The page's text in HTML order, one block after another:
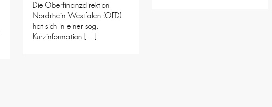
Die Oberfinanzdirektion
Nordrhein-Westfalen (OFD)
hat sich in einer sog.
Kurzinformation […]